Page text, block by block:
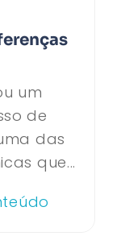
um
de
das
que...